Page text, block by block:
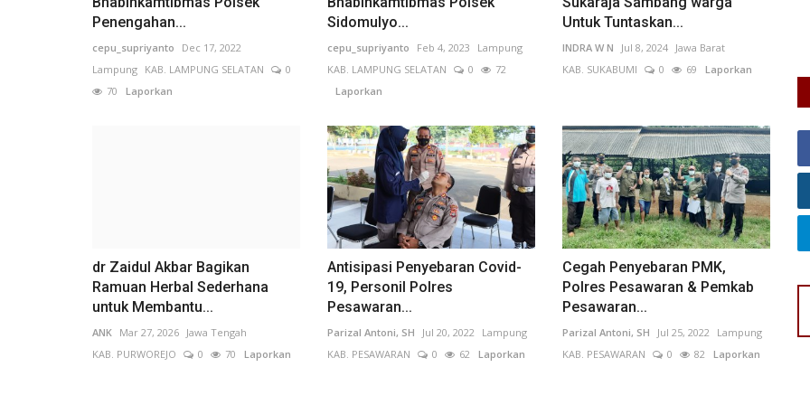
Penengahan...
cepu_supriyanto
Dec 17, 2022
Lampung KAB. LAMPUNG SELATAN
0
70 Laporkan
Sidomulyo...
cepu_supriyanto Feb 4, 2023
Lampung
KAB. LAMPUNG SELATAN
0
72
Laporkan
Untuk Tuntaskan...
INDRA W N Jul 8, 2024
Jawa Barat
KAB. SUKABUMI
0 69 Laporkan
dr Zaidul Akbar Bagikan
Ramuan Herbal Sederhana
untuk Membantu...
ANK Mar 27, 2026 Jawa Tengah
KAB. PURWOREJO
0 70 Laporkan
Antisipasi Penyebaran Covid-
19, Personil Polres
Pesawaran...
Parizal Antoni, SH Jul 20, 2022
Lampung
KAB. PESAWARAN
0 62 Laporkan
Cegah Penyebaran PMK,
Polres Pesawaran & Pemkab
Pesawaran...
Parizal Antoni, SH Jul 25, 2022
Lampung
KAB. PESAWARAN
0 82 Laporkan